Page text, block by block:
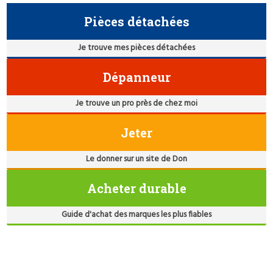
Pièces détachées
Je trouve mes pièces détachées
Dépanneur
Je trouve un pro près de chez moi
Jeter
Le donner sur un site de Don
Acheter durable
Guide d'achat des marques les plus fiables